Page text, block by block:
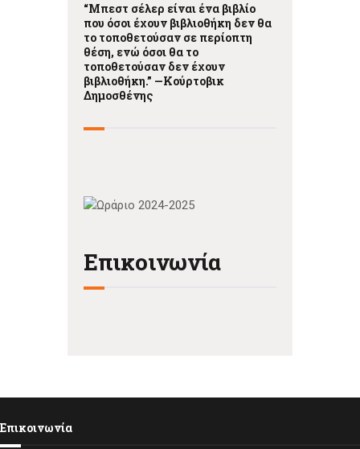
“Μπεστ σέλερ είναι ένα βιβλίο
που όσοι έχουν βιβλιοθήκη δεν θα
το τοποθετούσαν σε περίοπτη
θέση, ενώ όσοι θα το
τοποθετούσαν δεν έχουν
βιβλιοθήκη.” —Κούρτοβικ
Δημοσθένης
Επικοινωνία
Επικοινωνία